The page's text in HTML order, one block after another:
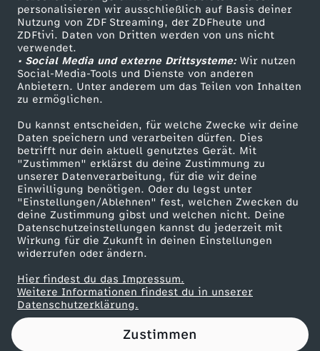
personalisieren wir ausschließlich auf Basis deiner
Nutzung von ZDF Streaming, der ZDFheute und
ZDFtivi. Daten von Dritten werden von uns nicht
verwendet.
• Social Media und externe Drittsysteme:Wir nutzen
Social-Media-Tools und Dienste von anderen
Anbietern. Unter anderem um das Teilen von Inhalten
zu ermöglichen.
Du kannst entscheiden, für welche Zwecke wir deine
Daten speichern und verarbeiten dürfen. Dies
betrifft nur dein aktuell genutztes Gerät. Mit
"Zustimmen" erklärst du deine Zustimmung zu
unserer Datenverarbeitung, für die wir deine
Einwilligung benötigen. Oder du legst unter
"Einstellungen/Ablehnen" fest, welchen Zwecken du
deine Zustimmung gibst und welchen nicht. Deine
Datenschutzeinstellungen kannst du jederzeit mit
Wirkung für die Zukunft in deinen Einstellungen
widerrufen oder ändern.
Hier findest du das Impressum.
Weitere Informationen findest du in unserer
Datenschutzerklärung.
Zustimmen
ZDF Unternehmen
Karriere
ZDF goes Schule
Werbefernsehen
Mainzelmännchen
Partner